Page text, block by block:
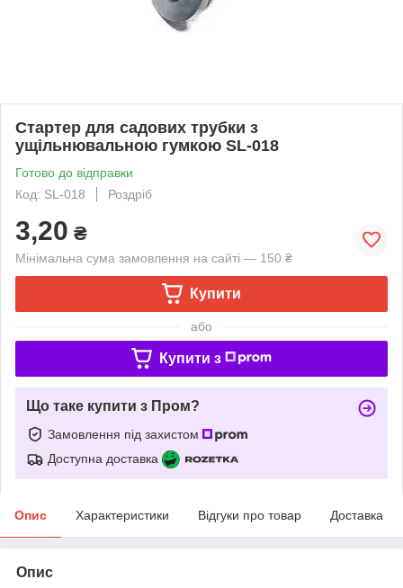
Стартер для садових трубки з
ущільнювальною гумкою SL-018
Готово до відправки
Код: SL-018
Роздріб
3,20 ₴
Мінімальна сума замовлення на сайті — 150 ₴
Купити
або
Купити з
Що таке купити з Пром?
Замовлення під захистом
Доступна доставка
Опис Характеристики Відгуки про товар Доставка
Опис